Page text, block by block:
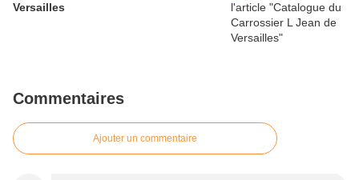
Versailles
Commentaires
Ajouter un commentaire